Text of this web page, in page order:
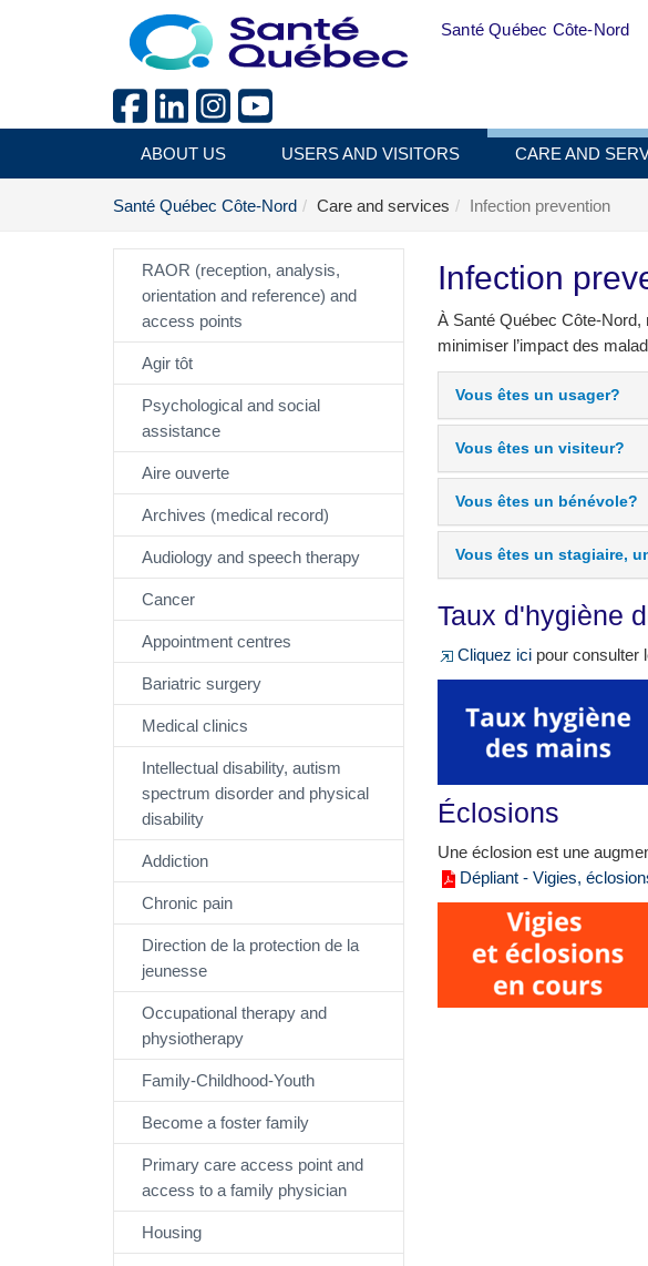
Santé Québec Côte-Nord
ABOUT US USERS AND VISITORS CARE AND
Santé Québec Côte-Nord Care and services Infection prevention
RAOR (reception, analysis,
orientation and reference) and
access points
Agir tôt
Psychological and social
assistance
Aire ouverte
Archives (medical record)
Audiology and speech therapy
Cancer
Appointment centres
Bariatric surgery
Medical clinics
Intellectual disability, autism
spectrum disorder and physical
disability
Addiction
Chronic pain
Direction de la protection de la
jeunesse
Occupational therapy and
physiotherapy
Family-Childhood-Youth
Become a foster family
Primary care access point and
access to a family physician
Housing
Infection
À Santé Québec Côte-
minimiser l’impact des
Vous êtes un usager?
Vous êtes un visiteur?
Vous êtes un bénévole?
Vous êtes un stagiaire,
Taux d'hygiène
Cliquez icipour consulter
Éclosions
Une éclosion est une
Dépliant - Vigies,